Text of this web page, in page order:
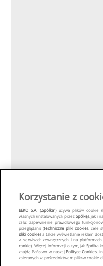
Korzystanie z
BEKO S.A. („Spółka")używa plików cookie
własnych (instalowanych przezSpółkę), jak i
celu: zapewnienie prawidłowego
przeglądania (techniczne pliki cookie), cele
pliki cookie), a także wyświetlanie reklam
w serwisach zewnętrznych i na platformach
cookie). Więcej informacji o tym, jakSpółka
znajdą Państwo w naszejPolityce Cookies .
zbieranych za pośrednictwem plików cookie